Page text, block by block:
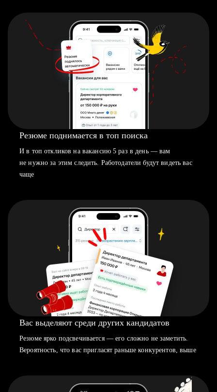
Резюме поднимается в топ поиска
И в топ откликов на вакансию 5 раз в день — вам
не нужно за этим следить. Работодатели будут видеть вас
чаще
Вас выделяют среди других кандидатов
Резюме ярко подсвечивается — его сложно не заметить.
Вероятность, что вас пригласят раньше конкурентов, выше